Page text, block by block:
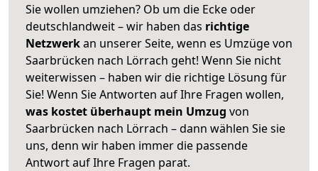
Sie wollen umziehen? Ob um die Ecke oder
deutschlandweit – wir haben das richtige
Netzwerkan unserer Seite, wenn es Umzüge von
Saarbrücken nach Lörrach geht! Wenn Sie nicht
weiterwissen – haben wir die richtige Lösung für
Sie! Wenn Sie Antworten auf Ihre Fragen wollen,
was kostet überhaupt mein Umzug von
Saarbrücken nach Lörrach – dann wählen Sie sie
uns, denn wir haben immer die passende
Antwort auf Ihre Fragen parat.